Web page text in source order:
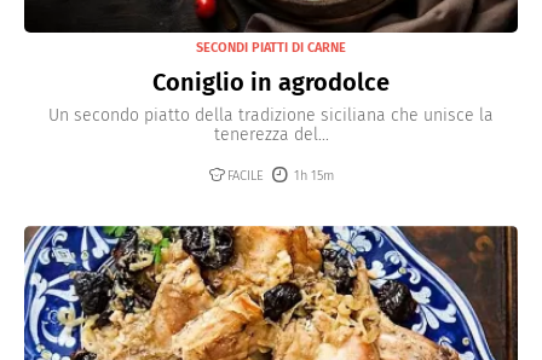
SECONDI PIATTI DI CARNE
Coniglio in agrodolce
Un secondo piatto della tradizione siciliana che unisce la
tenerezza del...
FACILE 1h 15m